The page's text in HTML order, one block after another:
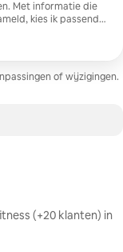
Met informatie die
kies ik passende
of wijzigingen.
(+20 klanten) in